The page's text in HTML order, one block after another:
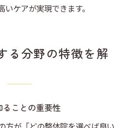
ケアが実現できます。
る分野の特徴を解
ことの重要性